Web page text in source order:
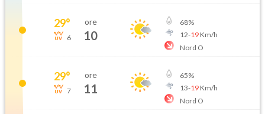
29°
6
ore
10
68%
12-19Km/h
Nord O
29°
7
ore
11
65%
13-19Km/h
Nord O